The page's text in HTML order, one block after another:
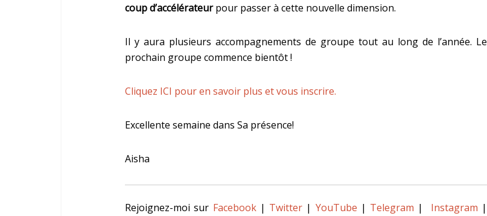
coup d’accélérateurpour passer à cette nouvelle dimension.
Il y aura plusieurs accompagnements de groupe tout au long de l’année. Le
prochain groupe commence bientôt!
Cliquez ICI pour en savoir plus et vous inscrire.
Excellente semaine dans Sa présence!
Aisha
Rejoignez-moi sur Facebook| Twitter | YouTube | Telegram | Instagram |